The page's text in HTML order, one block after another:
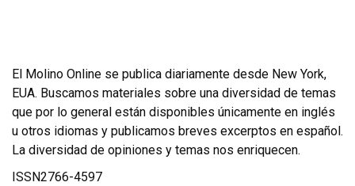
El Molino Online se publica diariamente desde New York,
EUA. Buscamos materiales sobre una diversidad de temas
que por lo general están disponibles únicamente en inglés
u otros idiomas y publicamos breves excerptos en español.
La diversidad de opiniones y temas nos enriquecen.
ISSN2766-4597